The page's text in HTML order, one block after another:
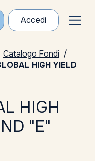
Accedi
Catalogo Fondi
HIGH YIELD
HIGH
"E"